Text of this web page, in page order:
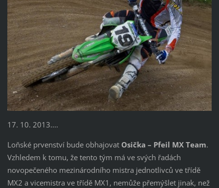
17. 10. 2013....
Loňské prvenství bude obhajovat Osička – Pfeil MX Team.
Vzhledem k tomu, že tento tým má ve svých řadách
novopečeného mezinárodního mistra jednotlivců ve třídě
MX2 a vicemistra ve třídě MX1, nemůže přemýšlet jinak, než